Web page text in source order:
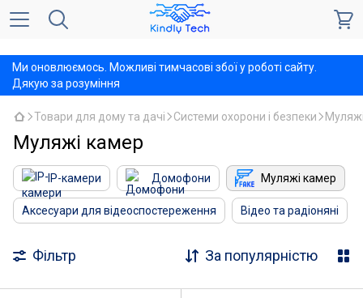
Ми оновлюємось. Можливі тимчасові збої у роботі сайту.
Дякую за розуміння
Товари для дому та дачі Системи охорони і безпеки
Муляжі камер
IP-камери Домофони Муляжі камер
Аксесуари для відеоспостереження Відео та радіоняні
Фільтр За популярністю